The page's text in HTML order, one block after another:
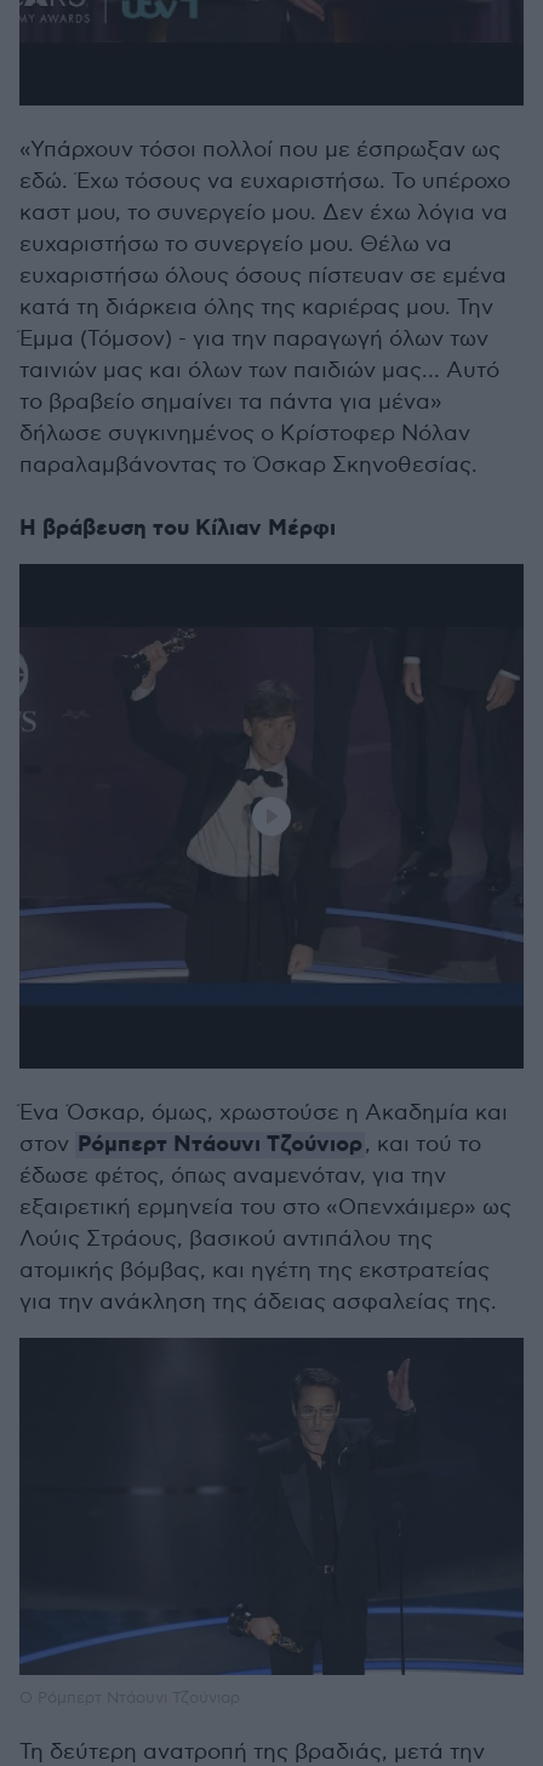
«Υπάρχουν τόσοι πολλοί που με έσπρωξαν ως
εδώ. Έχω τόσους να ευχαριστήσω. Το υπέροχο
καστ μου, το συνεργείο μου. Δεν έχω λόγια να
ευχαριστήσω το συνεργείο μου. Θέλω να
ευχαριστήσω όλους όσους πίστευαν σε εμένα
κατά τη διάρκεια όλης της καριέρας μου. Την
Έμμα (Τόμσον) - για την παραγωγή όλων των
ταινιών μας και όλων των παιδιών μας… Αυτό
το βραβείο σημαίνει τα πάντα για μένα»
δήλωσε συγκινημένος ο Κρίστοφερ Νόλαν
παραλαμβάνοντας το Όσκαρ Σκηνοθεσίας.
Η βράβευση του Κίλιαν Μέρφι
Ένα Όσκαρ, όμως, χρωστούσε η Ακαδημία και
στον Ρόμπερτ Ντάουνι Τζούνιορ, και τού το
έδωσε φέτος, όπως αναμενόταν, για την
εξαιρετική ερμηνεία του στο «Οπενχάιμερ» ως
Λούις Στράους, βασικού αντιπάλου της
ατομικής βόμβας, και ηγέτη της εκστρατείας
για την ανάκληση της άδειας ασφαλείας της.
Τη δεύτερη ανατροπή της βραδιάς, μετά την